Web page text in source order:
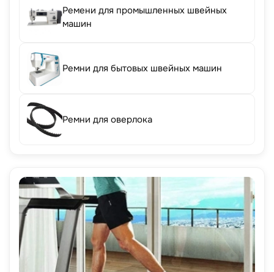
Ремени для промышленных швейных
машин
Ремни для бытовых швейных машин
Ремни для оверлока